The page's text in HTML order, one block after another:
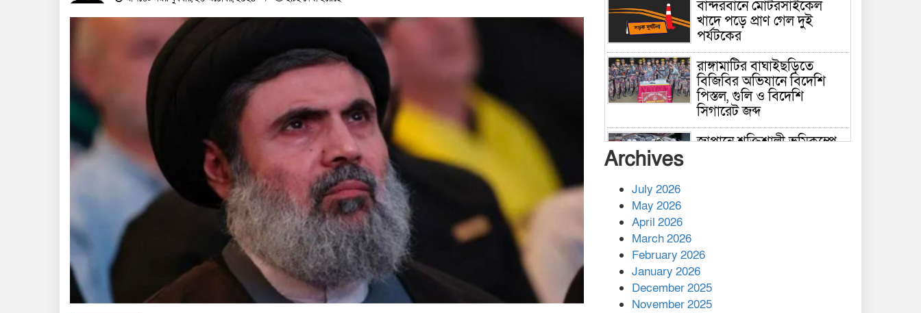
বান্দরবানে মোটরসাইকেল
খাদে পড়ে প্রাণ গেল দুই
পর্যটকের
রাঙ্গামাটির বাঘাইছড়িতে
বিজিবির অভিযানে বিদেশি
পিস্তল, গুলি ও বিদেশি
সিগারেট জব্দ
জাপানে শক্তিশালী ভূমিকম্পে
কাপ্তাই প্রেস ক্লাবের সভাপতি
মাহফুজ, সম্পাদক রিপন মারমা
নির্বাচিত
Archives
July 2026
May 2026
April 2026
March 2026
February 2026
January 2026
December 2025
November 2025